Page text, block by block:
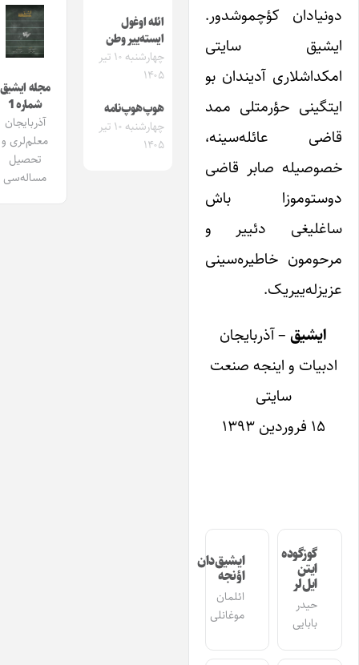
دونیادان کؤچموشدور.
ایشیق سایتی
امکداشلاری آدیندان بو
ایتگینی حؤرمتلی ممد
قاضی عائله‌سینه،
خصوصیله صابر قاضی
دوستوموزا باش
ساغلیغی دئییر و
مرحومون خاطیره‌سینی
عزیزله‌ییریک.
ایشیق– آذربایجان
ادبیات و اینجه صنعت
سایتی
گوزگوده
ایتن
ایل‌لر
حیدر
بابایی
ایشیق‌دان
اؤنجه
ائلمان
موغانلی
ائله اوغول
ایسته‌ییر وطن
چهارشنبه ۱۰ تیر
۱۴۰۵
هوپ‌هوپ‌نامه
چهارشنبه ۱۰ تیر
۱۴۰۵
مجله ایشیق
شماره 1
آذربایجان
معلم‌لری و
تحصیل
مساله‌سی